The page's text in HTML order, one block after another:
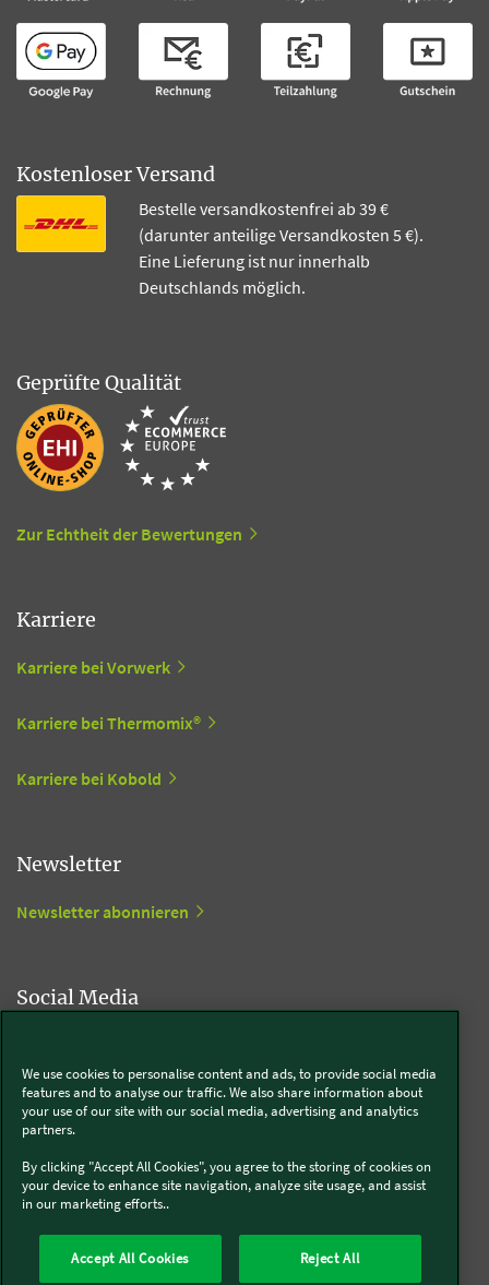
Kostenloser Versand
Bestelle versandkostenfrei ab 39 €
(darunter anteilige Versandkosten 5 €).
Eine Lieferung ist nur innerhalb
Deutschlands möglich.
Geprüfte Qualität
Zur Echtheit der Bewertungen
Karriere
Karriere bei Vorwerk
Karriere bei Thermomix®
Karriere bei Kobold
Newsletter
Newsletter abonnieren
Social Media
Thermomix®
Presse Batterie- und Altgeräteentsorgung
We use cookies to personalise content and ads, to provide social media
features and to analyse our traffic. We also share information about
your use of our site with our social media, advertising and analytics
partners.
By clicking "Accept All Cookies", you agree to the storing of cookies on
your device to enhance site navigation, analyze site usage, and assist
in our marketing efforts..
Accept All Cookies Reject All